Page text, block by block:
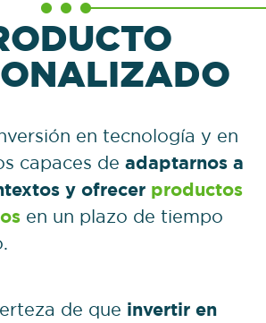
en tecnología y en
capaces de adaptarnos a
y ofrecer productos
en un plazo de tiempo
de que invertir en